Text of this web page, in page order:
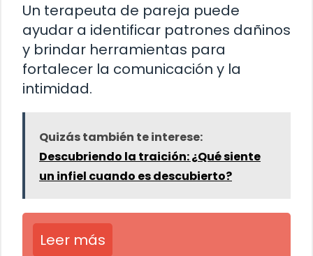
Un terapeuta de pareja puede
ayudar a identificar patrones dañinos
y brindar herramientas para
fortalecer la comunicación y la
intimidad.
Quizás también te interese:
Descubriendo la traición: ¿Qué siente
un infiel cuando es descubierto?
Leer más